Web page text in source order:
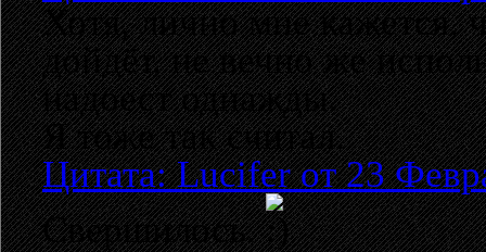
Хотя, лично мне кажется,
дойдёт, не вечно же
надоест однажды.
Я тоже так считал.
Цитата: Lucifer от 23
Свершилось.